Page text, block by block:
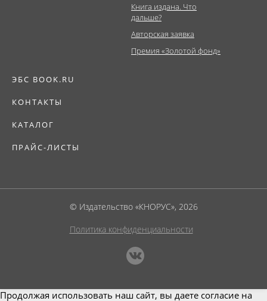
Книга издана. Что
дальше?
Авторская заявка
Премия «Золотой фонд»
ЭБС BOOK.RU
КОНТАКТЫ
КАТАЛОГ
ПРАЙС-ЛИСТЫ
© Издательство «КНОРУС», 2026
Политика конфиденциальности
Продолжая использовать наш сайт, вы даете согласие на